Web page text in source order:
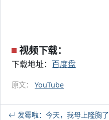
视频下载：
下载地址： 百度盘
原文： YouTube
发霉啦：今天，我母上隆胸了